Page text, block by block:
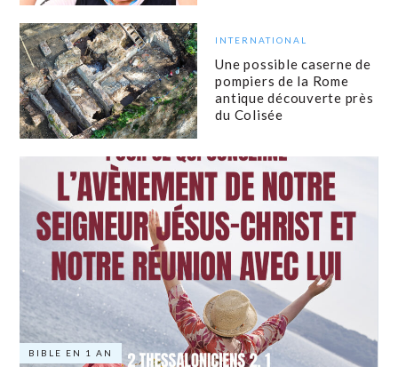
INTERNATIONAL
Une possible caserne de
pompiers de la Rome
antique découverte près
du Colisée
BIBLE EN 1 AN